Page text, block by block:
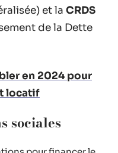
et la CRDS
de la Dette
en 2024 pour
locatif
sociales